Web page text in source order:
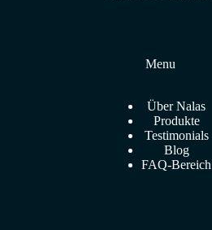
Menu
Über Nalas
Produkte
Testimonials
Blog
FAQ-Bereich